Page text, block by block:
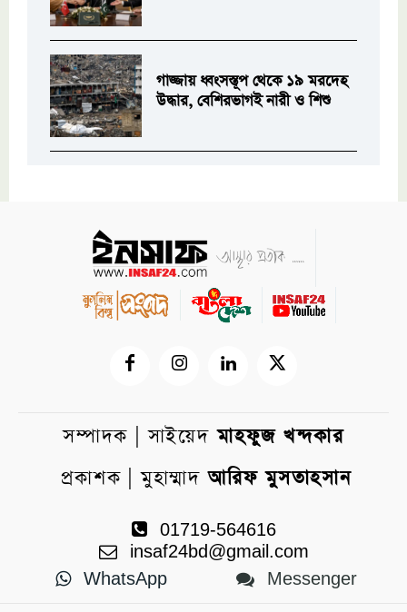
গাজ্জায় ধ্বংসস্তূপ থেকে ১৯ মরদেহ
উদ্ধার, বেশিরভাগই নারী ও শিশু
সম্পাদক | সাইয়েদমাহফুজ খন্দকার
প্রকাশক | মুহাম্মাদআরিফ মুসতাহসান
01719-564616
insaf24bd@gmail.com
WhatsApp
Messenger